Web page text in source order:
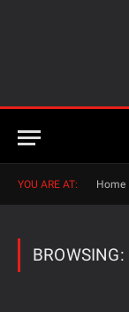
YOU ARE AT: Home
BROWSING: